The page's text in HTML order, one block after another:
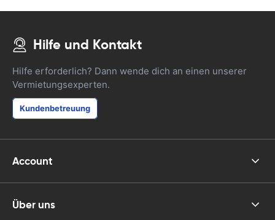
Hilfe und Kontakt
Hilfe erforderlich? Dann wende dich an einen unserer
Vermietungsexperten.
Kundenbetreuung
Account
Über uns